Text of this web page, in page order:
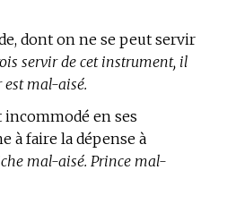
dont on ne se peut servir
servir de cet instrument, il
est mal-aisé.
incommodé en ses
à faire la dépense à
mal-aisé. Prince mal-